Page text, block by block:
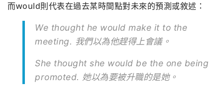
而would則代表在過去某時間點對未來的預測或敘述：
We thought he would make it to the
meeting. 我們以為他趕得上會議。
She thought she would be the one being
promoted. 她以為要被升職的是她。